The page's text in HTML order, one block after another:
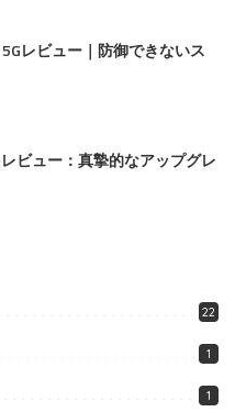
5Gレビュー｜防御できないス
ビュー：真摯的なアップグレ
22
1
1